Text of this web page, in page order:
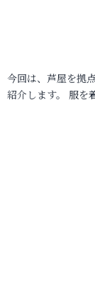
今回は、芦屋を拠
紹介します。 服を